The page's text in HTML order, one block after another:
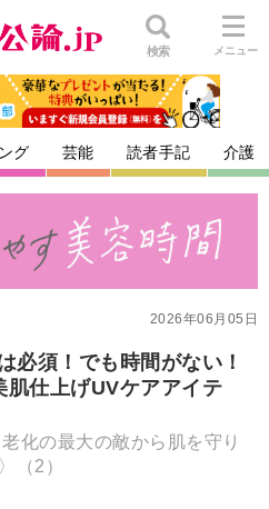
検索 メニュー
グ 芸能 読者手記 介護
2026年06月05日
必須！でも時間がない！
肌仕上げUVケアアイテ
化の最大の敵から肌を守り
（2）